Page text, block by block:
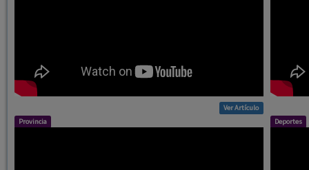
Ver Artículo
Provincia Deportes